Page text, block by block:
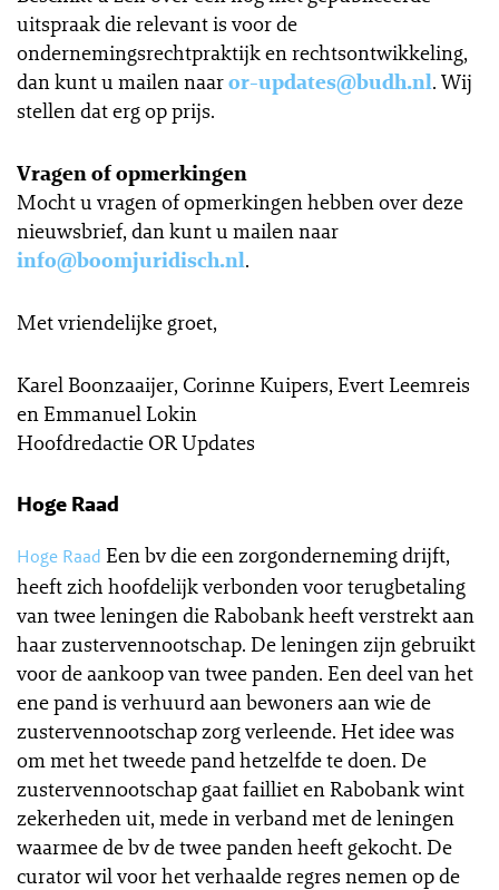
uitspraak die relevant is voor de
ondernemingsrechtpraktijk en rechtsontwikkeling,
dan kunt u mailen naaror-updates@budh.nl. Wij
stellen dat erg op prijs.
Vragen of opmerkingen
Mocht u vragen of opmerkingen hebben over deze
nieuwsbrief, dan kunt u mailen naar
info@boomjuridisch.nl.
Met vriendelijke groet,
Karel Boonzaaijer, Corinne Kuipers, Evert Leemreis
en Emmanuel Lokin
Hoofdredactie OR Updates
Hoge Raad
Hoge Raad Een bv die een zorgonderneming drijft,
heeft zich hoofdelijk verbonden voor terugbetaling
van twee leningen die Rabobank heeft verstrekt aan
haar zustervennootschap. De leningen zijn gebruikt
voor de aankoop van twee panden. Een deel van het
ene pand is verhuurd aan bewoners aan wie de
zustervennootschap zorg verleende. Het idee was
om met het tweede pand hetzelfde te doen. De
zustervennootschap gaat failliet en Rabobank wint
zekerheden uit, mede in verband met de leningen
waarmee de bv de twee panden heeft gekocht. De
curator wil voor het verhaalde regres nemen op de